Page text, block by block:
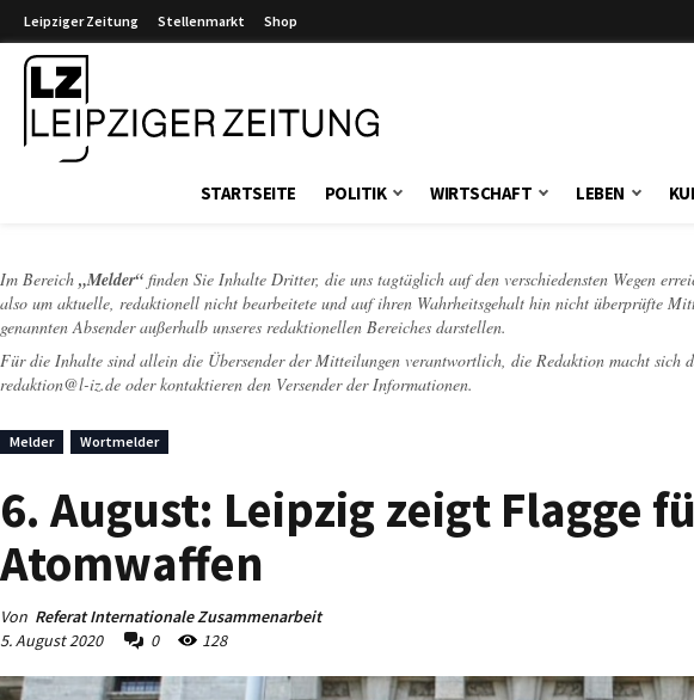
Leipziger Zeitung Stellenmarkt Shop
STARTSEITE POLITIK WIRTSCHAFT LEBEN
Im Bereich „Melder“ finden Sie Inhalte Dritter, die uns tagtäglich auf den verschiedensten Wegen
also um aktuelle, redaktionell nicht bearbeitete und auf ihren Wahrheitsgehalt hin nicht überprüfte
genannten Absender außerhalb unseres redaktionellen Bereiches darstellen.
Für die Inhalte sind allein die Übersender der Mitteilungen verantwortlich, die Redaktion macht sich
redaktion@l-iz.de oder kontaktieren den Versender der Informationen.
Melder Wortmelder
6. August: Leipzig zeigt Flagge
Atomwaffen
Von Referat Internationale Zusammenarbeit
5. August 2020
0 128